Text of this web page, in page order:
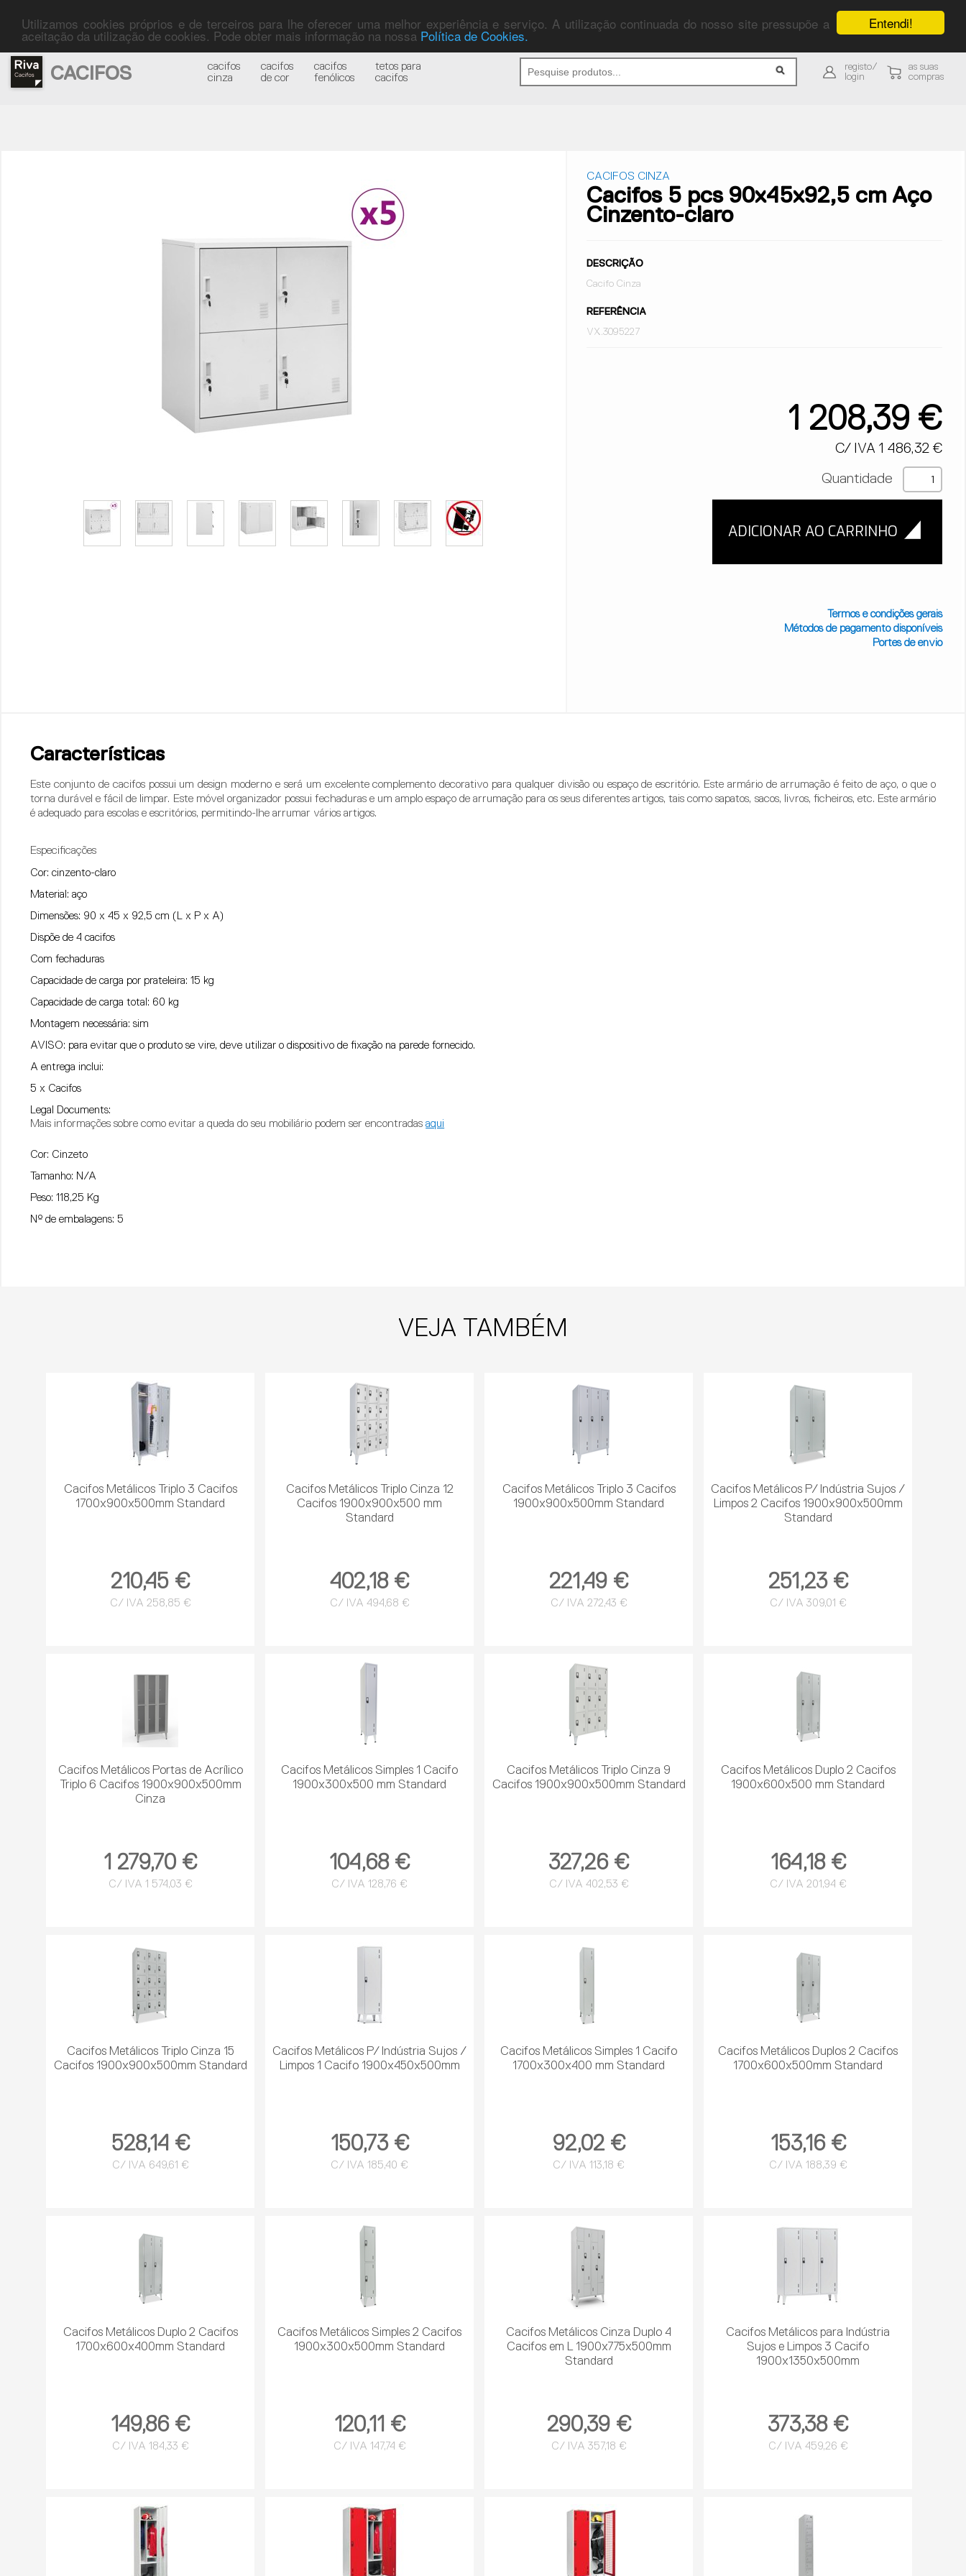
Entendi!
Utilizamos cookies próprios e de terceiros para lhe oferecer uma melhor experiência e serviço. A utilização continuada do nosso site pressupõe a
aceitação da utilização de cookies. Pode obter mais informação na nossa Política de Cookies.
CACIFOS
cacifos
cinza
cacifos
de cor
cacifos
fenólicos
tetos para
cacifos
registo/
login
as suas
compras
CACIFOS CINZA
Cacifos 5 pcs 90x45x92,5 cm Aço
Cinzento-claro
DESCRIÇÃO
Cacifo Cinza
REFERÊNCIA
VX.3095227
1 208,39 €
C/ IVA 1 486,32 €
Quantidade
Termos e condições gerais
Métodos de pagamento disponíveis
Portes de envio
Características
Este conjunto de cacifos possui um design moderno e será um excelente complemento decorativo para qualquer divisão ou espaço de escritório. Este armário de arrumação é feito de aço, o que o
torna durável e fácil de limpar. Este móvel organizador possui fechaduras e um amplo espaço de arrumação para os seus diferentes artigos, tais como sapatos, sacos, livros, ficheiros, etc. Este armário
é adequado para escolas e escritórios, permitindo-lhe arrumar vários artigos.
Especificações
Cor: cinzento-claro
Material: aço
Dimensões: 90 x 45 x 92,5 cm (L x P x A)
Dispõe de 4 cacifos
Com fechaduras
Capacidade de carga por prateleira: 15 kg
Capacidade de carga total: 60 kg
Montagem necessária: sim
AVISO: para evitar que o produto se vire, deve utilizar o dispositivo de fixação na parede fornecido.
A entrega inclui:
5 x Cacifos
Legal Documents:
Mais informações sobre como evitar a queda do seu mobiliário podem ser encontradasaqui
Cor: Cinzeto
Tamanho: N/A
Peso: 118,25 Kg
Nº de embalagens: 5
VEJA TAMBÉM
Cacifos Metálicos Triplo 3 Cacifos
1700x900x500mm Standard
210,45 €
C/ IVA 258,85 €
Cacifos Metálicos Triplo Cinza 12
Cacifos 1900x900x500 mm
Standard
402,18 €
C/ IVA 494,68 €
Cacifos Metálicos Triplo 3 Cacifos
1900x900x500mm Standard
221,49 €
C/ IVA 272,43 €
Cacifos Metálicos P/ Indústria Sujos /
Limpos 2 Cacifos 1900x900x500mm
Standard
251,23 €
C/ IVA 309,01 €
Cacifos Metálicos Portas de Acrílico
Triplo 6 Cacifos 1900x900x500mm
Cinza
1 279,70 €
C/ IVA 1 574,03 €
Cacifos Metálicos Simples 1 Cacifo
1900x300x500 mm Standard
104,68 €
C/ IVA 128,76 €
Cacifos Metálicos Triplo Cinza 9
Cacifos 1900x900x500mm Standard
327,26 €
C/ IVA 402,53 €
Cacifos Metálicos Duplo 2 Cacifos
1900x600x500 mm Standard
164,18 €
C/ IVA 201,94 €
Cacifos Metálicos Triplo Cinza 15
Cacifos 1900x900x500mm Standard
528,14 €
C/ IVA 649,61 €
Cacifos Metálicos P/ Indústria Sujos /
Limpos 1 Cacifo 1900x450x500mm
150,73 €
C/ IVA 185,40 €
Cacifos Metálicos Simples 1 Cacifo
1700x300x400 mm Standard
92,02 €
C/ IVA 113,18 €
Cacifos Metálicos Duplos 2 Cacifos
1700x600x500mm Standard
153,16 €
C/ IVA 188,39 €
Cacifos Metálicos Duplo 2 Cacifos
1700x600x400mm Standard
149,86 €
C/ IVA 184,33 €
Cacifos Metálicos Simples 2 Cacifos
1900x300x500mm Standard
120,11 €
C/ IVA 147,74 €
Cacifos Metálicos Cinza Duplo 4
Cacifos em L 1900x775x500mm
Standard
290,39 €
C/ IVA 357,18 €
Cacifos Metálicos para Indústria
Sujos e Limpos 3 Cacifo
1900x1350x500mm
373,38 €
C/ IVA 459,26 €